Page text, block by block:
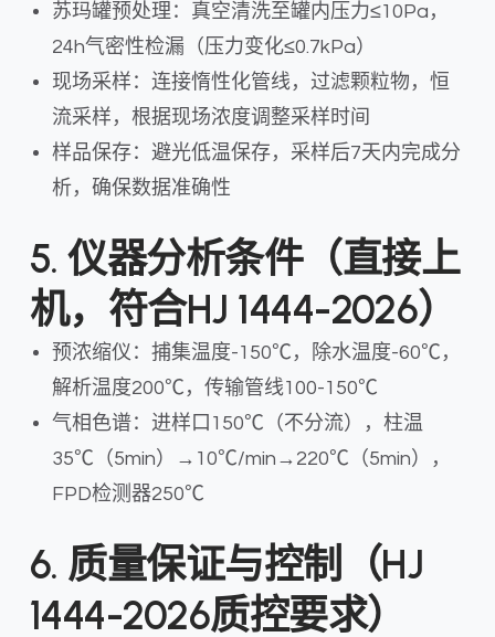
苏玛罐预处理：真空清洗至罐内压力≤10Pa，
24h气密性检漏（压力变化≤0.7kPa）
现场采样：连接惰性化管线，过滤颗粒物，恒
流采样，根据现场浓度调整采样时间
样品保存：避光低温保存，采样后7天内完成分
析，确保数据准确性
5. 仪器分析条件（直接上
机，符合HJ 1444-2026）
预浓缩仪：捕集温度-150℃，除水温度-60℃，
解析温度200℃，传输管线100-150℃
气相色谱：进样口150℃（不分流），柱温
35℃（5min）→10℃/min→220℃（5min），
FPD检测器250℃
6. 质量保证与控制（HJ
1444-2026质控要求）